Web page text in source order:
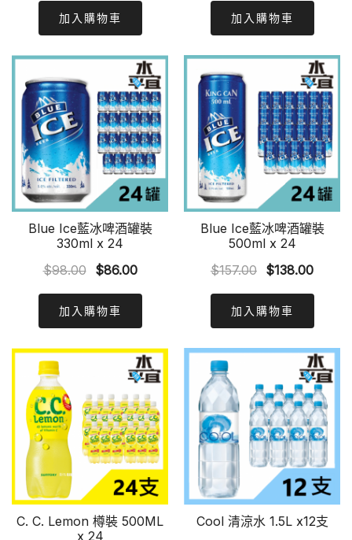
was:
$270.00.
加入購物車
was:
$270.00.
加入購物車
Blue Ice藍冰啤酒罐裝
330ml x 24
$98.00
Original
was:
$98.00.
$86.00Current
$86.00.
加入購物車
Blue Ice藍冰啤酒罐裝
500ml x 24
$157.00 Original
was:
$157.00.
$138.00
加入購物車
C. C. Lemon 樽裝 500ML
x 24
Cool 清涼水 1.5L x12支